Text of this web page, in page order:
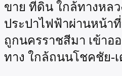
ขาย ที่ดิน ใกล้ทางหลว
ประปาไฟฟ้าผ่านหน้า
ถูกนครราชสีมา เข้าอ
ทาง ใกล้ถนนโชคชัย-